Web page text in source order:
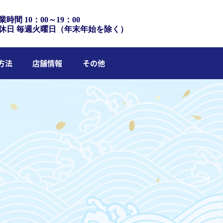
時間 10：00～19：00
日 毎週火曜日（年末年始を除く）
法 店舗情報 その他